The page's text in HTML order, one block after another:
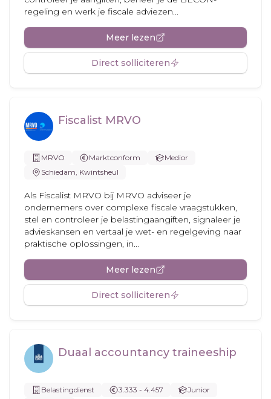
regeling en werk je fiscale adviezen...
Meer lezen
Direct solliciteren
Fiscalist MRVO
MRVO Marktconform
Medior
Schiedam, Kwintsheul
Als Fiscalist MRVO bij MRVO adviseer je
ondernemers over complexe fiscale vraagstukken,
stel en controleer je belastingaangiften, signaleer je
advieskansen en vertaal je wet- en regelgeving naar
praktische oplossingen, in...
Meer lezen
Direct solliciteren
Duaal accountancy traineeship
Belastingdienst 3.333 - 4.457
Junior